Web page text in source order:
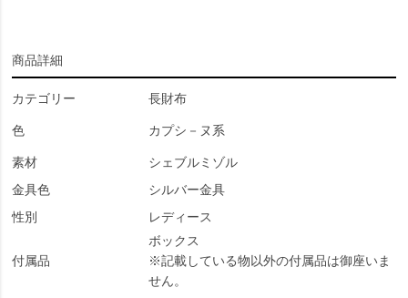
商品詳細
カテゴリー 長財布
色 カプシ－ヌ系
素材
シェブルミゾル
金具色
シルバー金具
性別
レディース
付属品
ボックス
※記載している物以外の付属品は御座いま
せん。